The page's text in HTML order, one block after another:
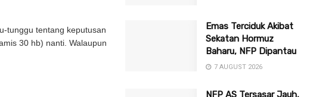
tunggu tentang keputusan
30 hb) nanti. Walaupun
Emas Terciduk Akibat
Sekatan Hormuz
Baharu, NFP Dipantau
7 AUGUST 2026
NFP AS Tersasar Jauh,